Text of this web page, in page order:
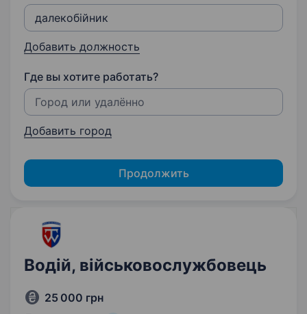
Добавить должность
Где вы хотите работать?
Добавить город
Продолжить
Водій, військовослужбовець
25 000 грн